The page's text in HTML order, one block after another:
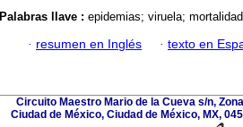
Palabras llave : epidemias; viruela;
· resumen en Inglés · texto en
Circuito Maestro Mario de la Cueva s/n,
Ciudad de México, Ciudad de México, MX,